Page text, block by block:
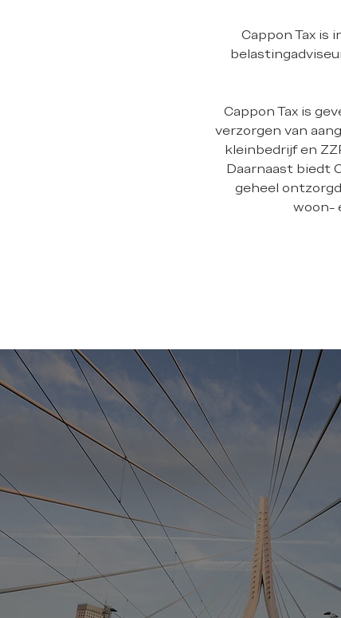
Cappon Tax is
Cappon Tax is
verzorgen van
kleinbedrijf en
Daarnaast biedt
geheel
woon-